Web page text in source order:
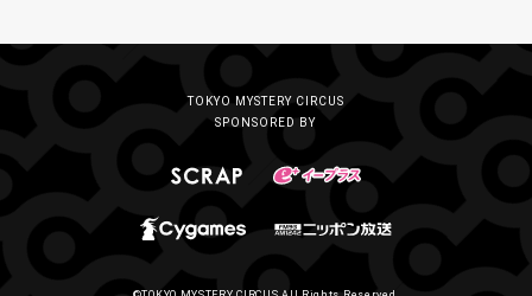
TOKYO MYSTERY CIRCUS
SPONSORED BY